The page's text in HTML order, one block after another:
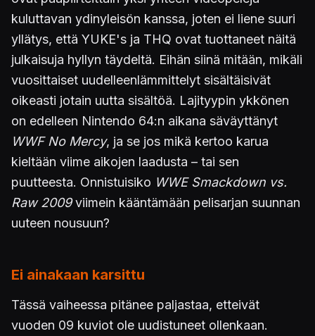
kuluttavan ydinyleisön kanssa, joten ei liene suuri
yllätys, että YUKE's ja THQ ovat tuottaneet näitä
julkaisuja hyllyn täydeltä. Eihän siinä mitään, mikäli
vuosittaiset uudelleenlämmittelyt sisältäisivät
oikeasti jotain uutta sisältöä. Lajityypin ykkönen
on edelleen Nintendo 64:n aikana säväyttänyt
WWF No Mercy, ja se jos mikä kertoo karua
kieltään viime aikojen laadusta – tai sen
puutteesta. Onnistuisiko WWE Smackdown vs.
Raw 2009viimein kääntämään pelisarjan suunnan
uuteen nousuun?
Ei ainakaan karsittu
Tässä vaiheessa pitänee paljastaa, etteivät
vuoden 09 kuviot ole uudistuneet ollenkaan.